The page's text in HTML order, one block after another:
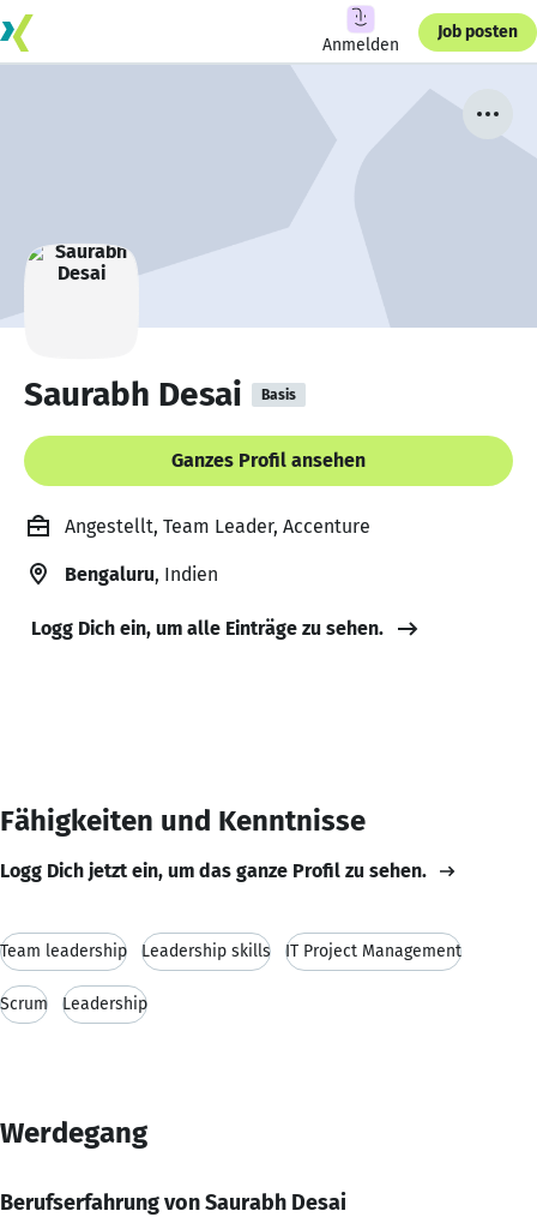
Anmelden
Job posten
Saurabh Desai Basis
Ganzes Profil ansehen
Angestellt, Team Leader, Accenture
Bengaluru, Indien
Logg Dich ein, um alle Einträge zu sehen.
Fähigkeiten und Kenntnisse
Logg Dich jetzt ein, um das ganze Profil zu sehen.
Team leadership Leadership skills IT Project Management
Scrum Leadership
Werdegang
Berufserfahrung von Saurabh Desai